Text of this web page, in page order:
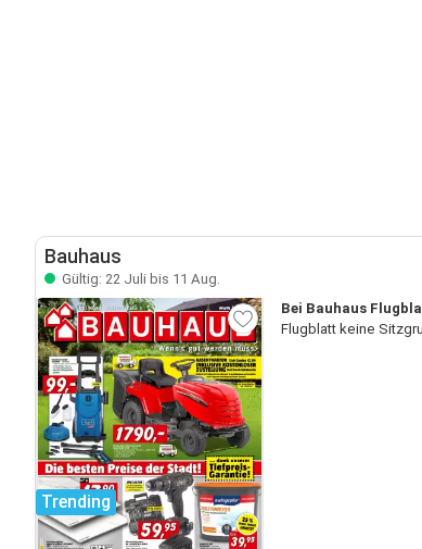
Bauhaus
Gültig: 22 Juli bis 11 Aug.
Trending
Bei Bauhaus
Flugblatt keine